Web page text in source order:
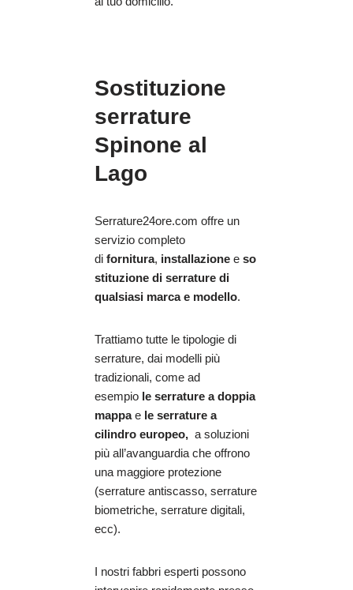
Sostituzione
serrature
Spinone al
Lago
Serrature24ore.com offre un
servizio completo
di fornitura, installazione e so
stituzione di serrature di
qualsiasi marca e modello.
Trattiamo tutte le tipologie di
serrature, dai modelli più
tradizionali, come ad
esempio le serrature a doppia
mappae le serrature a
cilindro europeo, a soluzioni
più all’avanguardia che offrono
una maggiore protezione
(serrature antiscasso, serrature
biometriche, serrature digitali,
ecc).
I nostri fabbri esperti possono